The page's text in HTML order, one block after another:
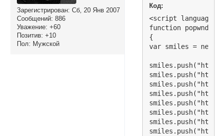
Зарегистрирован: Сб, 20 Янв 2007
Сообщений: 886
Уважение: +60
Позитив: +10
Пол: Мужской
Код:
<script
function popwnd()
{
var smiles = new